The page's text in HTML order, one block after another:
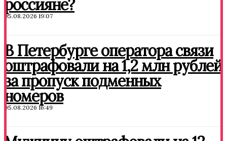
россияне?
05.08.2026 19:07
В Петербурге оператора связи
оштрафовали на 1,2 млн рублей
за пропуск подменных
номеров
05.08.2026 16:49